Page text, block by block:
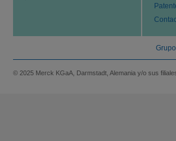
© 2025 Merck KGaA, Darmstadt, Alemania y/o sus